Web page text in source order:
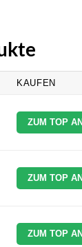
KAUFEN
ZUM TOP
ZUM TOP
ZUM TOP